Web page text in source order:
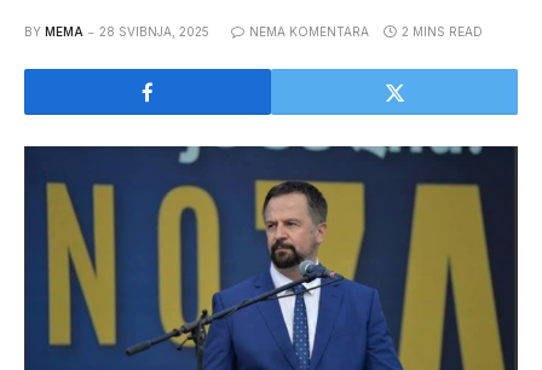
BY MEMA 28 SVIBNJA, 2025 NEMA KOMENTARA 2 MINS READ